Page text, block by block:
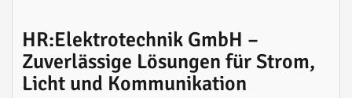
HR:Elektrotechnik GmbH –
Zuverlässige Lösungen für Strom,
Licht und Kommunikation